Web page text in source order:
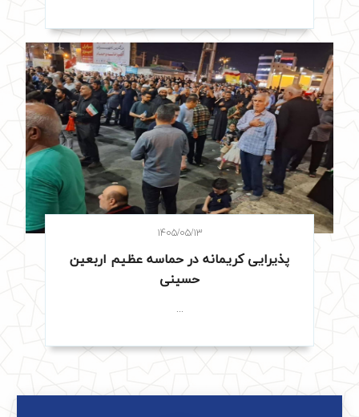
۱۴۰۵/۰۵/۱۳
پذیرایی کریمانه در حماسه عظیم اربعین
حسینی
...